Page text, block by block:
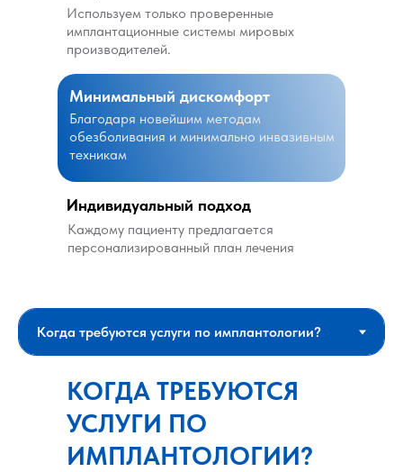
Минимальный дискомфорт
Благодаря новейшим методам
обезболивания и минимально инвазивным
техникам
Используем только проверенные
имплантационные системы мировых
производителей.
Индивидуальный подход
Каждому пациенту предлагается
персонализированный план лечения
КОГДА ТРЕБУЮТСЯ
УСЛУГИ ПО
ИМПЛАНТОЛОГИИ?